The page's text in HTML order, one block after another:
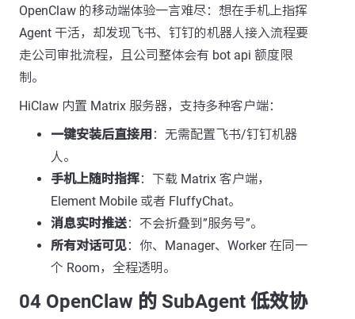
OpenClaw 的移动端体验一言难尽：想在手机上指挥
Agent 干活，却发现飞书、钉钉的机器人接入流程要
走公司审批流程，且公司整体会有 bot api 额度限
制。
HiClaw 内置 Matrix 服务器，支持多种客户端：
一键安装后直接用 ：无需配置飞书/钉钉机器
人。
手机上随时指挥：下载 Matrix 客户端，
Element Mobile 或者 FluffyChat。
消息实时推送：不会折叠到”服务号”。
所有对话可见：你、Manager、Worker 在同一
个 Room，全程透明。
04 OpenClaw 的 SubAgent 低效协